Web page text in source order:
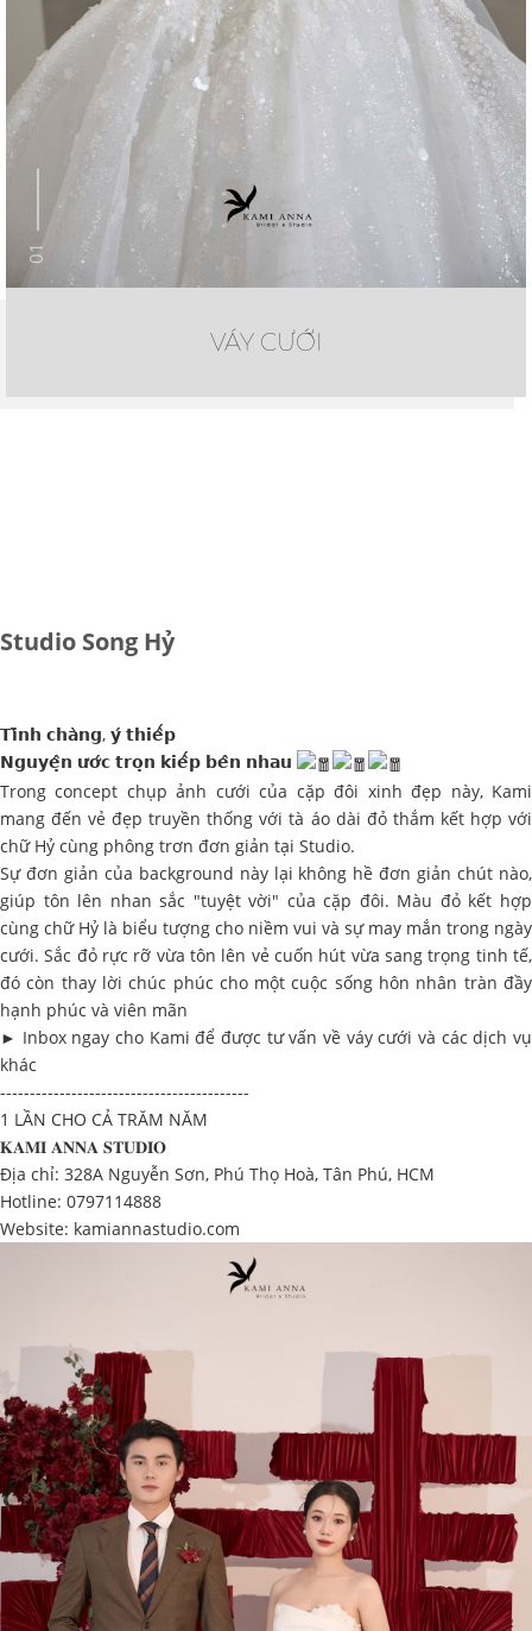
01
VÁY CƯỚI
Studio Song Hỷ
𝗧𝗶̀𝗻𝗵 𝗰𝗵𝗮̀𝗻𝗴, 𝘆́ 𝘁𝗵𝗶𝗲̂́𝗽
𝗡𝗴𝘂𝘆𝗲̣̂𝗻 𝘂̛𝗼̛́𝗰 𝘁𝗿𝗼̣𝗻 𝗸𝗶𝗲̂́𝗽 𝗯𝗲̂𝗻 𝗻𝗵𝗮𝘂
Trong concept chụp ảnh cưới của cặp đôi xinh đẹp này, Kami
mang đến vẻ đẹp truyền thống với tà áo dài đỏ thắm kết hợp với
chữ Hỷ cùng phông trơn đơn giản tại Studio.
Sự đơn giản của background này lại không hề đơn giản chút nào,
giúp tôn lên nhan sắc "tuyệt vời" của cặp đôi. Màu đỏ kết hợp
cùng chữ Hỷ là biểu tượng cho niềm vui và sự may mắn trong ngày
cưới. Sắc đỏ rực rỡ vừa tôn lên vẻ cuốn hút vừa sang trọng tinh tế,
đó còn thay lời chúc phúc cho một cuộc sống hôn nhân tràn đầy
hạnh phúc và viên mãn
► Inbox ngay cho Kami để được tư vấn về váy cưới và các dịch vụ
khác
------------------------------------------
1 LẦN CHO CẢ TRĂM NĂM
𝐊𝐀𝐌𝐈 𝐀𝐍𝐍𝐀 𝐒𝐓𝐔𝐃𝐈𝐎
Địa chỉ: 328A Nguyễn Sơn, Phú Thọ Hoà, Tân Phú, HCM
Hotline: 0797114888
Website: kamiannastudio.com